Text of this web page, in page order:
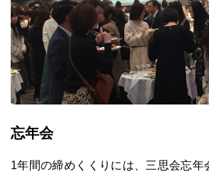
忘年会
1年間の締めくくりには、三思会忘年